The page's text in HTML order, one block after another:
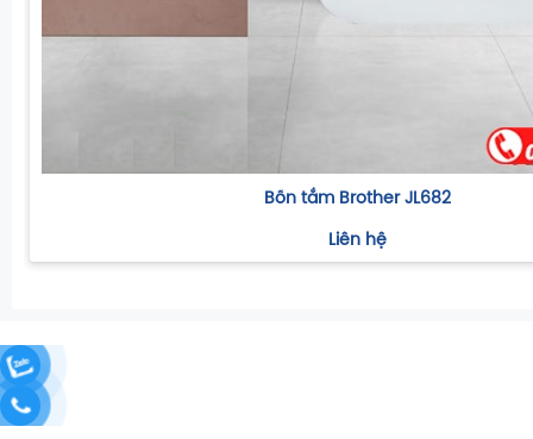
Bồn tắm Brother JL682
Liên hệ